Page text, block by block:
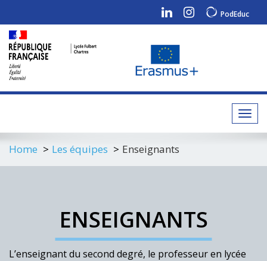
PodEduc
Home Les équipes Enseignants
ENSEIGNANTS
L’enseignant du second degré, le professeur en lycée